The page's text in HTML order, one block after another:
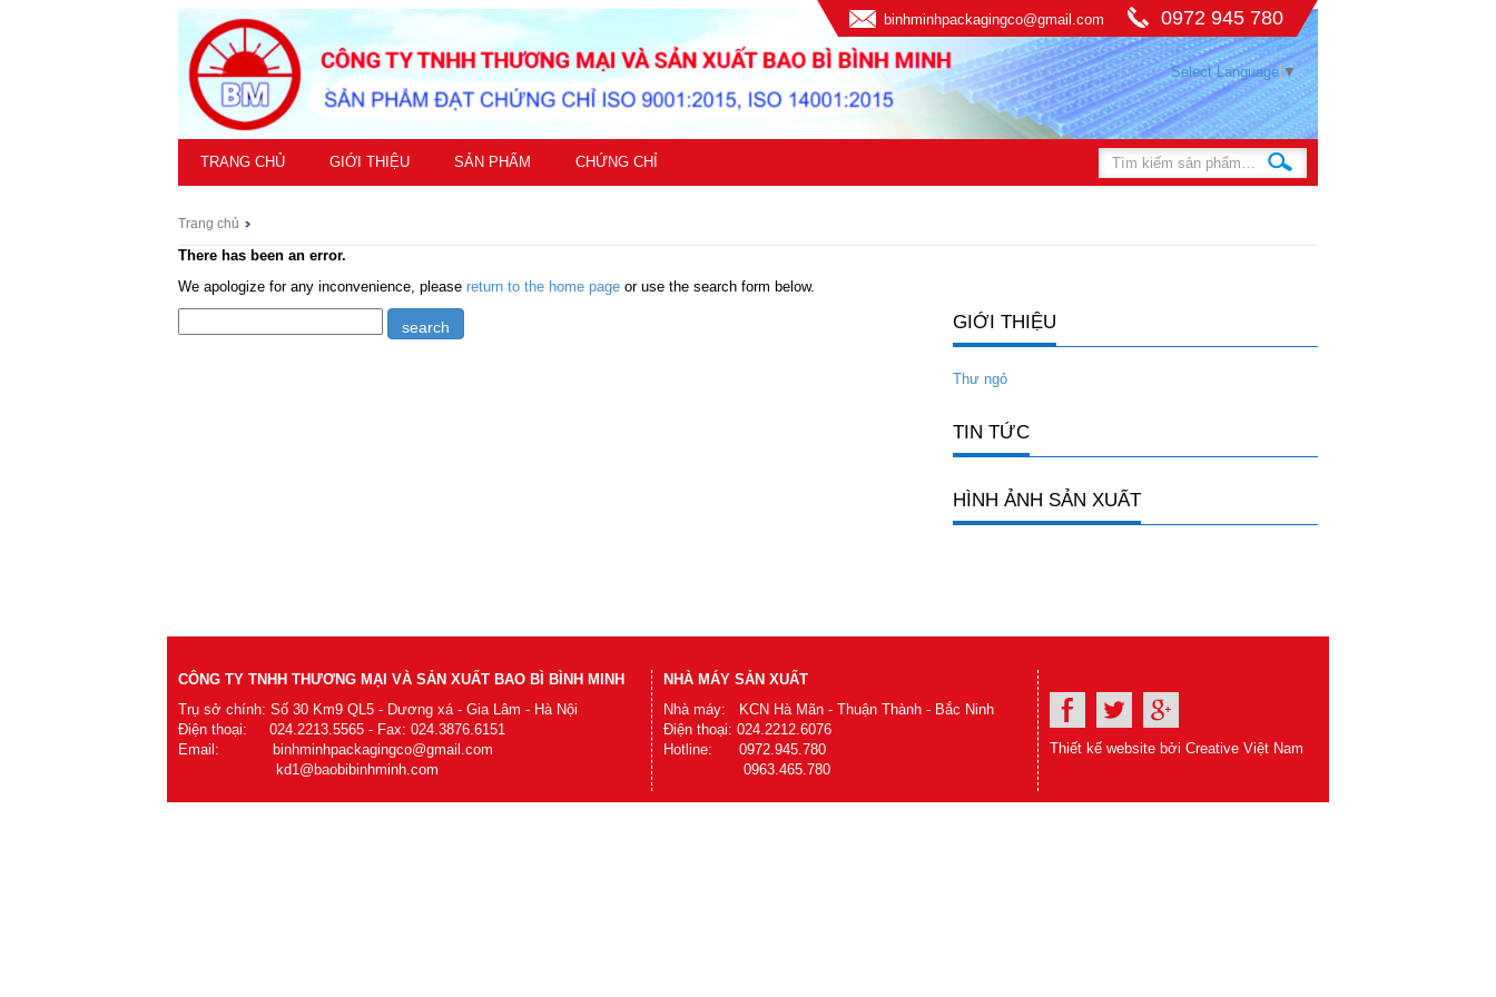
binhminhpackagingco@gmail.com 0972 945 780
Select Language ▼
TRANG CHỦ GIỚI THIỆU SẢN PHẨM CHỨNG CHỈ
Trang chủ
There has been an error.
We apologize for any inconvenience, please return to the home page or use the search form below.
GIỚI THIỆU
Thư ngỏ
TIN TỨC
HÌNH ẢNH SẢN XUẤT
CÔNG TY TNHH THƯƠNG MẠI VÀ SẢN XUẤT BAO BÌ BÌNH MINH
Trụ sở chính: Số 30 Km9 QL5 - Dương xá - Gia Lâm - Hà Nội
Điện thoại: 024.2213.5565 - Fax: 024.3876.6151
Email: binhminhpackagingco@gmail.com
kd1@baobibinhminh.com
NHÀ MÁY SẢN XUẤT
Nhà máy: KCN Hà Mãn - Thuận Thành - Bắc Ninh
Điện thoại: 024.2212.6076
Hotline: 0972.945.780
0963.465.780
Thiết kế website bởi Creative Việt Nam